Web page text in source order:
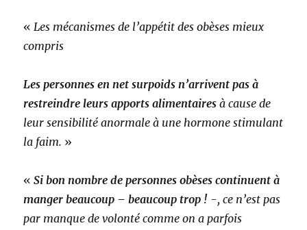
«Les mécanismes de l’appétit des obèses mieux
compris
Les personnes en net surpoids n’arrivent pas à
restreindre leurs apports alimentaires à cause de
leur sensibilité anormale à une hormone stimulant
la faim. »
«Si bon nombre de personnes obèses continuent à
manger beaucoup – beaucoup trop ! -, ce n’est pas
par manque de volonté comme on a parfois